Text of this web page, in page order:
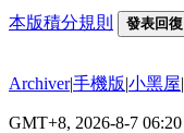
本版積分規則 發表回復
Archiver|手機版|小黑屋|
GMT+8, 2026-8-7 06:20